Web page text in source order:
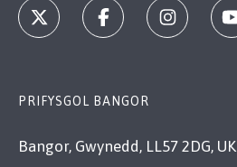
PRIFYSGOL BANGOR
Bangor, Gwynedd, LL57 2DG, UK